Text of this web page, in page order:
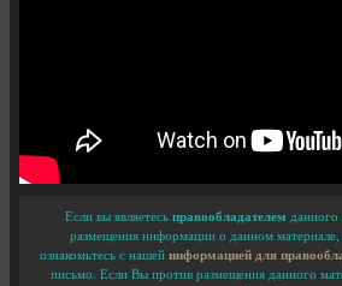
Если вы являетесь правообладателем данного
размещения информации о данном материале,
ознакомьтесь с нашей информацией для
письмо. Если Вы против размещения данного